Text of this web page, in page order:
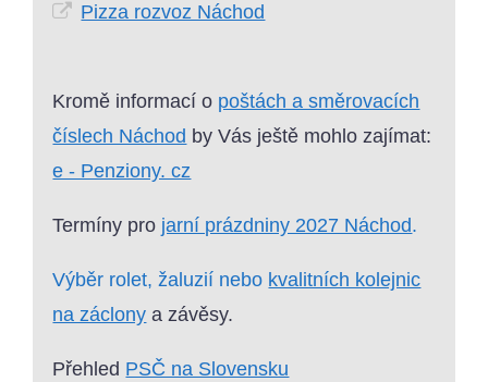
Pizza rozvoz Náchod
Kromě informací o poštách a směrovacích
číslech Náchod by Vás ještě mohlo zajímat:
e - Penziony. cz
Termíny pro jarní prázdniny 2027 Náchod.
Výběr rolet, žaluzií nebo kvalitních kolejnic
na záclony a závěsy.
Přehled PSČ na Slovensku